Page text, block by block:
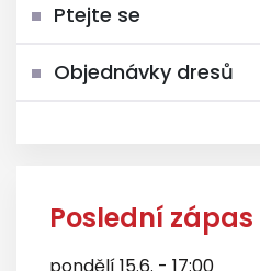
Ptejte se
Objednávky dresů
Poslední zápas